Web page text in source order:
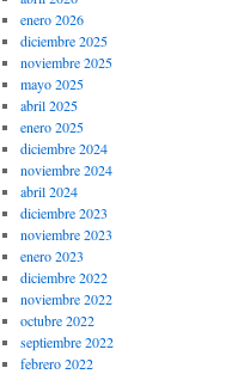
enero 2026
diciembre 2025
noviembre 2025
mayo 2025
abril 2025
enero 2025
diciembre 2024
noviembre 2024
abril 2024
diciembre 2023
noviembre 2023
enero 2023
diciembre 2022
noviembre 2022
octubre 2022
septiembre 2022
febrero 2022